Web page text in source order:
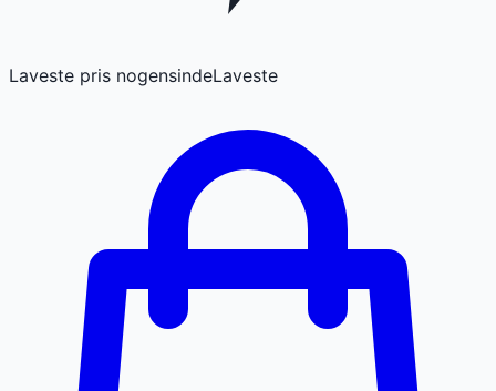
Laveste pris nogensindeLaveste